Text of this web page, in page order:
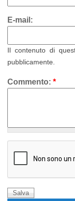
E-mail:
Il contenuto di
pubblicamente.
Commento: *